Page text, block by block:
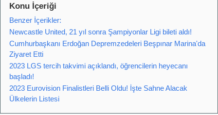
Konu İçeriği
Benzer İçerikler:
Newcastle United, 21 yıl sonra Şampiyonlar Ligi bileti aldı!
Cumhurbaşkanı Erdoğan Depremzedeleri Beşpınar Marina'da
Ziyaret Etti
2023 LGS tercih takvimi açıklandı, öğrencilerin heyecanı
başladı!
2023 Eurovision Finalistleri Belli Oldu! İşte Sahne Alacak
Ülkelerin Listesi